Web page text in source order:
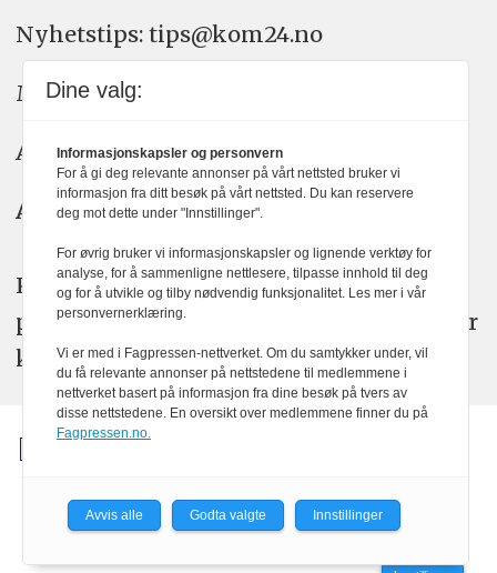
Nyhetstips: tips@kom24.no
Meninger: meninger@kom24.no
Annonse: annonse@watchmedia.no
Abonnement:kom24@watchmedia.no
KOM24 arbeider etter Vær Varsom-
plakatens regler for god presseskikk. Her
kan du lese mer omPFUsarbeid.
Dine valg:
Informasjonskapsler og personvern
For å gi deg relevante annonser på vårt nettsted bruker vi
informasjon fra ditt besøk på vårt nettsted. Du kan reservere
deg mot dette under "Innstillinger".
For øvrig bruker vi informasjonskapsler og lignende verktøy for
analyse, for å sammenligne nettlesere, tilpasse innhold til deg
og for å utvikle og tilby nødvendig funksjonalitet. Les mer i vår
personvernerklæring.
Vi er med i Fagpressen-nettverket. Om du samtykker under, vil
du få relevante annonser på nettstedene til medlemmene i
nettverket basert på informasjon fra dine besøk på tvers av
disse nettstedene. En oversikt over medlemmene finner du på
Fagpressen.no.
Avvis alle Godta valgte Innstillinger